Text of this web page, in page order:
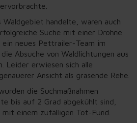
Waldgebiet handelte, waren auch
Suche mit einer Drohne
ein neues Pettrailer-Team im
Absuche von Waldlichtungen aus
Leider erwiesen sich alle
Ansicht als grasende Rehe.
die Suchmaßnahmen
bis auf 2 Grad abgekühlt sind,
einem zufälligen Tot-Fund.